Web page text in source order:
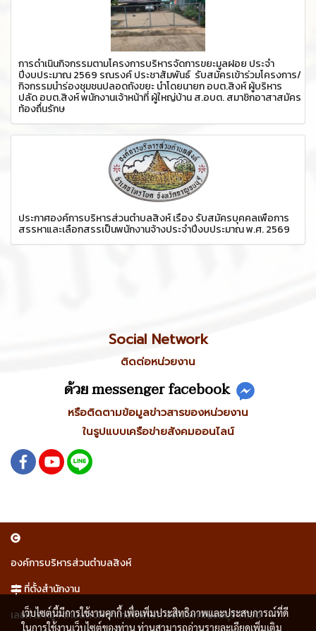
การดำเนินกิจกรรมตามโครงการบริหารจัดการขยะมูลฝอย ประจำ
ปีงบประมาณ 2569 รณรงค์ ประชาสัมพันธ์ รับสมัครเข้าร่วมโครงการ/
กิจกรรมนำร่องชุมชนปลอดถังขยะ นำโดยนายก อบต.สิงห์ ผู้บริหาร
ปลัด อบต.สิงห์ พนักงานเจ้าหน้าที่ ผู้ใหญ่บ้าน ส.อบต. สมาชิกอาสาสมัคร
ท้องถื่นรักษ
ประกาศองค์การบริหารส่วนตำบลสิงห์ เรื่อง รับสมัครบุคคลเพื่อการ
สรรหาและเลือกสรรเป็นพนักงานจ้างประจำปีงบประมาณ พ.ศ. 2569
Social Network
ติดต่อหน่วยงาน
ด้วย messenger facebook
หรือติดตามข้อมูลข่าวสารของหน่วยงาน
ในรูปแบบเครือข่ายสังคมออนไลน์
องค์การบริหารส่วนตำบลสิงห์
ที่ตั้งสำนักงาน
เลขที่ 15 หมู่ 1 ตำบลสิงห์ อำเภอไทรโยค จังหวัดกาญจนบุรี 71150
เว็บไซต์นี้มีการใช้งานคุกกี้ เพื่อเพิ่มประสิทธิภาพและประสบการณ์ที่ดี
ในการใช้งานเว็บไซต์ของท่าน ท่านสามารถอ่านรายละเอียดเพิ่มเติม